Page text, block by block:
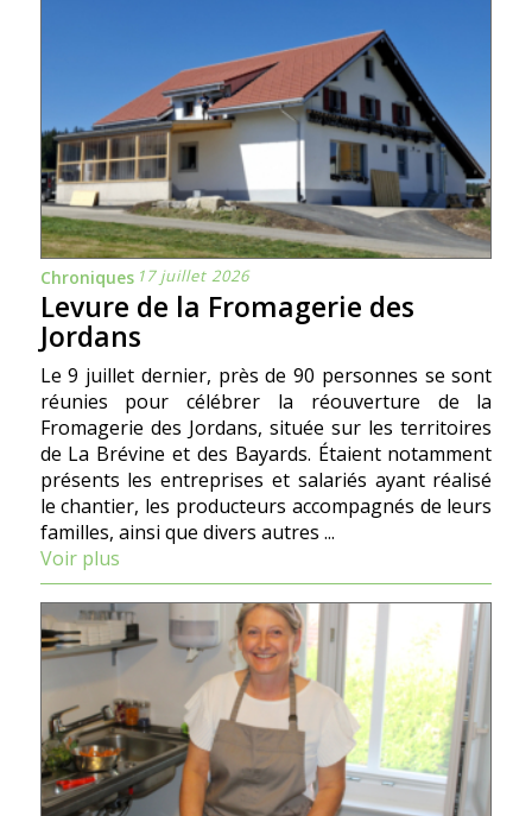
Chroniques 17 juillet 2026
Levure de la Fromagerie des
Jordans
Le 9 juillet dernier, près de 90 personnes se sont
réunies pour célébrer la réouverture de la
Fromagerie des Jordans, située sur les territoires
de La Brévine et des Bayards. Étaient notamment
présents les entreprises et salariés ayant réalisé
le chantier, les producteurs accompagnés de leurs
familles, ainsi que divers autres ...
Voir plus